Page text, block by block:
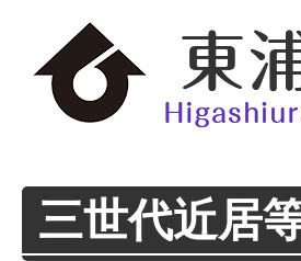
三世代近居